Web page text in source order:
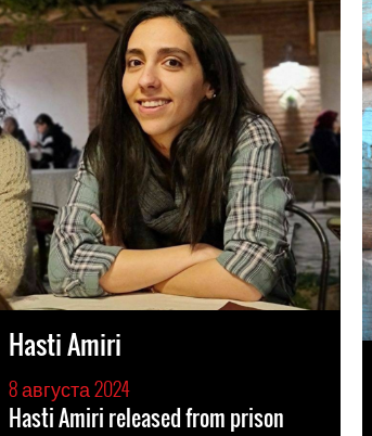
Hasti Amiri
8 августа 2024
Hasti Amiri released from prison